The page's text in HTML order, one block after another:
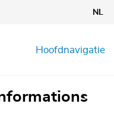
NL
Hoofdnavigatie